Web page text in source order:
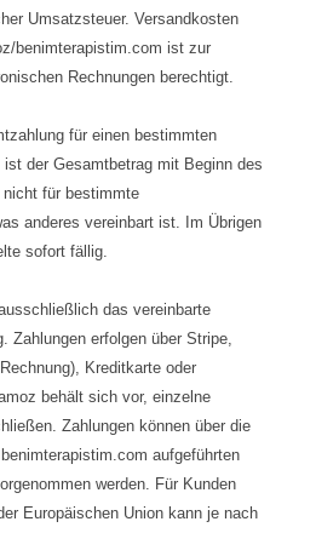
Umsatzsteuer. Versandkosten
benimterapistim.com ist zur
Rechnungen berechtigt.
für einen bestimmten
der Gesamtbetrag mit Beginn des
für bestimmte
anderes vereinbart ist. Im Übrigen
sofort fällig.
das vereinbarte
Zahlungen erfolgen über Stripe,
Kreditkarte oder
behält sich vor, einzelne
Zahlungen können über die
aufgeführten
werden. Für Kunden
Europäischen Union kann je nach